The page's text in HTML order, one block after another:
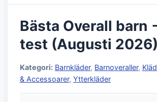
Bästa Overall barn
test (Augusti 2026)
Kategori: Barnkläder, Barnoveraller,
& Accessoarer, Ytterkläder